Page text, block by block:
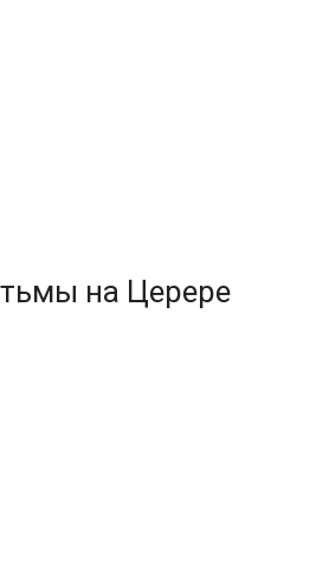
тьмы на Церере